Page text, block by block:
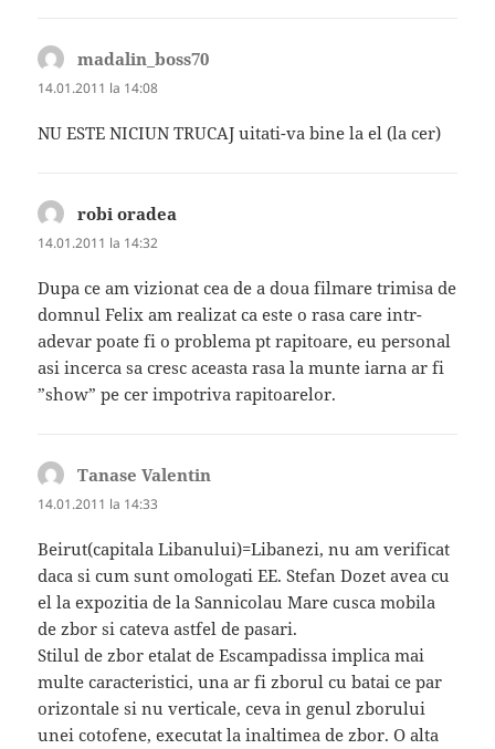
madalin_boss70
14.01.2011 la 14:08
NU ESTE NICIUN TRUCAJ uitati-va bine la el (la cer)
robi oradea
14.01.2011 la 14:32
Dupa ce am vizionat cea de a doua filmare trimisa de
domnul Felix am realizat ca este o rasa care intr-
adevar poate fi o problema pt rapitoare, eu personal
asi incerca sa cresc aceasta rasa la munte iarna ar fi
”show” pe cer impotriva rapitoarelor.
Tanase Valentin
14.01.2011 la 14:33
Beirut(capitala Libanului)=Libanezi, nu am verificat
daca si cum sunt omologati EE. Stefan Dozet avea cu
el la expozitia de la Sannicolau Mare cusca mobila
de zbor si cateva astfel de pasari.
Stilul de zbor etalat de Escampadissa implica mai
multe caracteristici, una ar fi zborul cu batai ce par
orizontale si nu verticale, ceva in genul zborului
unei cotofene, executat la inaltimea de zbor. O alta